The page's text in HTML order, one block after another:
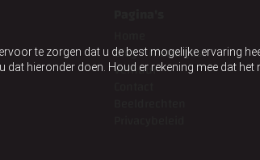
te zorgen dat u de best mogelijke ervaring
hieronder doen. Houd er rekening mee dat
Blog / Nieuwtjes
Verhuur